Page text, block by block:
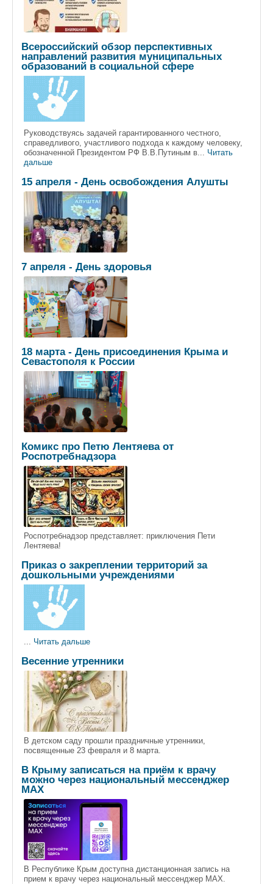
Всероссийский обзор перспективных
направлений развития муниципальных
образований в социальной сфере
Руководствуясь задачей гарантированного честного,
справедливого, участливого подхода к каждому человеку,
обозначенной Президентом РФ В.В.Путиным в... Читать
дальше
15 апреля - День освобождения Алушты
7 апреля - День здоровья
18 марта - День присоединения Крыма и
Севастополя к России
Комикс про Петю Лентяева от
Роспотребнадзора
Роспотребнадзор представляет: приключения Пети
Лентяева!
Приказ о закреплении территорий за
дошкольными учреждениями
Читать дальше
Весенние утренники
В детском саду прошли праздничные утренники,
посвященные 23 февраля и 8 марта.
В Крыму записаться на приём к врачу
можно через национальный мессенджер
МАХ
В Республике Крым доступна дистанционная запись на
прием к врачу через национальный мессенджер МАХ.